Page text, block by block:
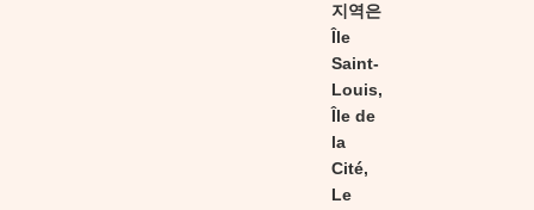
지역은
Île
Saint-
Louis,
Île de
la
Cité,
Le